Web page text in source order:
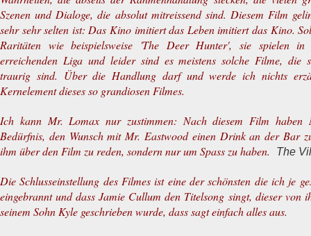
Szenen und Dialoge, die absolut mitreissend sind. Diesem Film
sehr sehr selten ist: Das Kino imitiert das Leben imitiert das Kino.
Raritäten wie beispielsweise 'The Deer Hunter', sie spielen
erreichenden Liga und leider sind es meistens solche Filme, die
traurig sind. Über die Handlung darf und werde ich nichts
Kernelement dieses so grandiosen Filmes.
Ich kann Mr. Lomax nur zustimmen: Nach diesem Film haben
Bedürfnis, den Wunsch mit Mr. Eastwood einen Drink an der Bar
ihm über den Film zu reden, sondern nur um Spass zu haben.
The
Die Schlusseinstellung des Filmes ist eine der schönsten die ich je
eingebrannt und dass Jamie Cullum den Titelsong singt, dieser von
seinem Sohn Kyle geschrieben wurde, dass sagt einfach alles aus.